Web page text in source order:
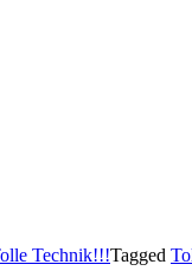
Technik!!!Tagged